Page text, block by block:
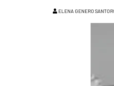
ELENA GENERO